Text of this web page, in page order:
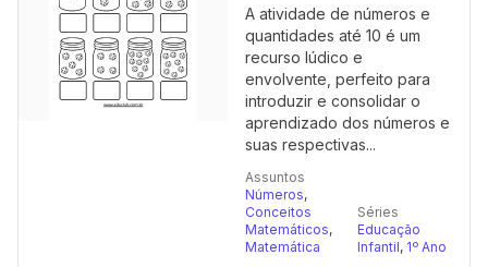
A atividade de números e
quantidades até 10 é um
recurso lúdico e
envolvente, perfeito para
introduzir e consolidar o
aprendizado dos números e
suas respectivas...
Assuntos
Números,
Conceitos
Matemáticos,
Matemática
Séries
Educação
Infantil, 1º Ano